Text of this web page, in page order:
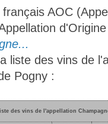
AOC
liste des vins de
Pogny :
des vins de l'appellation